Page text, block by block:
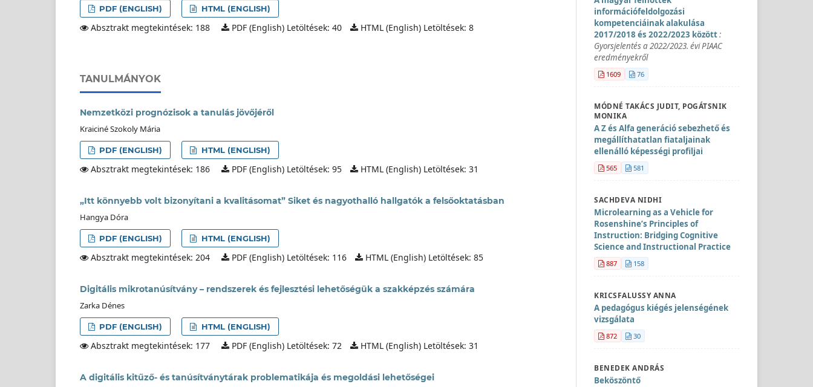
PDF (ENGLISH) HTML (ENGLISH)
Absztrakt megtekintések: 188 PDF (English) Letöltések: 40 HTML (English) Letöltések: 8
TANULMÁNYOK
Nemzetközi prognózisok a tanulás jövőjéről
Kraiciné Szokoly Mária
PDF (ENGLISH) HTML (ENGLISH)
Absztrakt megtekintések: 186 PDF (English) Letöltések: 95 HTML (English) Letöltések: 31
„Itt könnyebb volt bizonyítani a kvalitásomat” Siket és nagyothalló hallgatók a felsőoktatásban
Hangya Dóra
PDF (ENGLISH) HTML (ENGLISH)
Absztrakt megtekintések: 204 PDF (English) Letöltések: 116 HTML (English) Letöltések: 85
Digitális mikrotanúsítvány – rendszerek és fejlesztési lehetőségük a szakképzés számára
Zarka Dénes
PDF (ENGLISH) HTML (ENGLISH)
Absztrakt megtekintések: 177 PDF (English) Letöltések: 72 HTML (English) Letöltések: 31
A digitális kitűző- és tanúsítványtárak problematikája és megoldási lehetőségei
információfeldolgozási
kompetenciáinak alakulása
2017/2018 és 2022/2023 között:
Gyorsjelentés a 2022/2023. évi PIAAC
eredményekről
1609 76
MÓDNÉ TAKÁCS JUDIT, POGÁTSNIK
MONIKA
A Z és Alfa generáció sebezhető és
megállíthatatlan fiataljainak
ellenálló képességi profiljai
565 581
SACHDEVA NIDHI
Microlearning as a Vehicle for
Rosenshine’s Principles of
Instruction: Bridging Cognitive
Science and Instructional Practice
887 158
KRICSFALUSSY ANNA
A pedagógus kiégés jelenségének
vizsgálata
872 30
BENEDEK ANDRÁS
Beköszöntő